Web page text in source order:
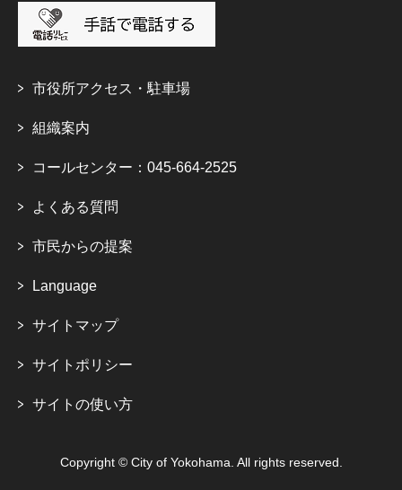
市役所アクセス・駐車場
組織案内
コールセンター：045-664-2525
よくある質問
市民からの提案
Language
サイトマップ
サイトポリシー
サイトの使い方
Copyright © City of Yokohama. All rights reserved.